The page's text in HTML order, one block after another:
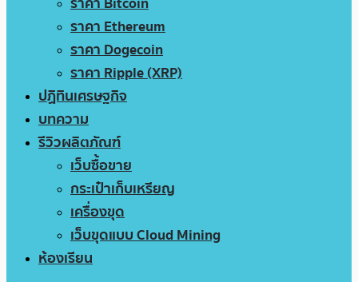
ราคา Ethereum
ราคา Dogecoin
ราคา Ripple (XRP)
ปฏิทินเศรษฐกิจ
บทความ
รีวิวผลิตภัณฑ์
เว็บซื้อขาย
กระเป๋าเก็บเหรียญ
เครื่องขุด
เว็บขุดแบบ Cloud Mining
ห้องเรียน